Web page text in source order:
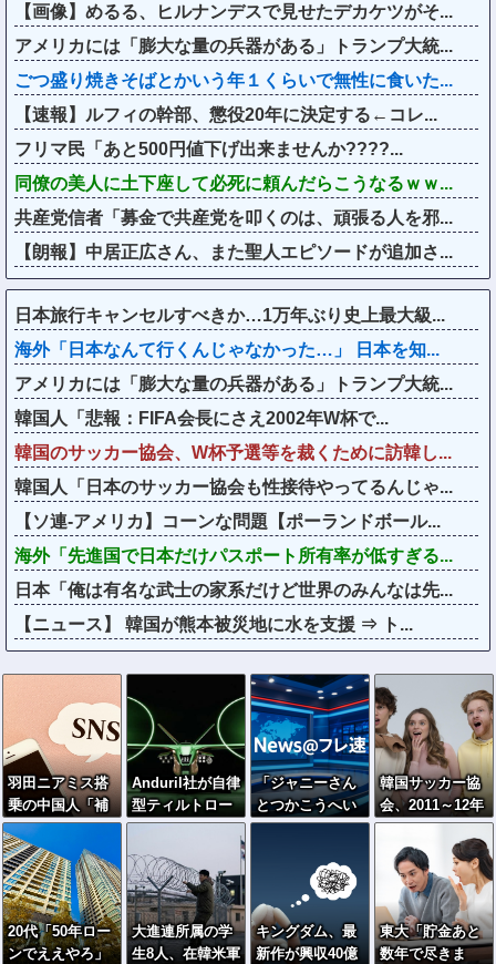
【画像】めるる、ヒルナンデスで見せたデカケツがそ...
アメリカには「膨大な量の兵器がある」トランプ大統...
ごつ盛り焼きそばとかいう年１くらいで無性に食いた...
【速報】ルフィの幹部、懲役20年に決定する←コレ...
フリマ民「あと500円値下げ出来ませんか????...
同僚の美人に土下座して必死に頼んだらこうなるｗｗ...
共産党信者「募金で共産党を叩くのは、頑張る人を邪...
【朗報】中居正広さん、また聖人エピソードが追加さ...
日本旅行キャンセルすべきか…1万年ぶり史上最大級...
海外「日本なんて行くんじゃなかった…」 日本を知...
アメリカには「膨大な量の兵器がある」トランプ大統...
韓国人「悲報：FIFA会長にさえ2002年W杯で...
韓国のサッカー協会、W杯予選等を裁くために訪韓し...
韓国人「日本のサッカー協会も性接待やってるんじゃ...
【ソ連-アメリカ】コーンな問題【ポーランドボール...
海外「先進国で日本だけパスポート所有率が低すぎる...
日本「俺は有名な武士の家系だけど世界のみんなは先...
【ニュース】 韓国が熊本被災地に水を支援 ⇒ ト...
羽田ニアミス搭
乗の中国人「補
償も見舞いもな
い」中国ネット
「いや要らんや
ろ」
Anduril社が自律
型ティルトロー
ター攻撃ドロー
で衝撃を与え
る！
「ジャニーさん
とつかこうへい
氏は同じ」少年
明かすレジェン
ドの共通点と我
流の演出論
韓国サッカー協
会、2011～12年
に国際審判員ら
を性接待
20代「50年ロー
ンでええやろ」
大進連所属の学
生8人、在韓米軍
キングダム、最
新作が興収40億
東大「貯金あと
数年で尽きま